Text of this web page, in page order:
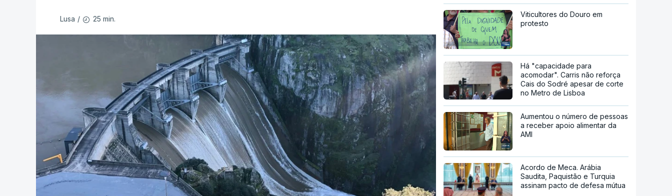
Partidos criticam silêncio de Luís Montenegro nas polémicas
com Luís Neves
atualizado 7 Agosto 2026, 21:04
Diretor financeiro da PJ nega que Construbarcelos tenha feito
obras na casa onde vive
atualizado 7 Agosto 2026, 15:56
Auditoria à PJ foi pedida por atual diretor
atualizado 7 Agosto 2026, 20:20
Lusa / 25 min.
Viticultores do Douro em
protesto
Há "capacidade para
acomodar". Carris não reforça
Cais do Sodré apesar de corte
no Metro de Lisboa
Aumentou o número de pessoas
a receber apoio alimentar da
AMI
Acordo de Meca. Arábia
Saudita, Paquistão e Turquia
assinam pacto de defesa mútua